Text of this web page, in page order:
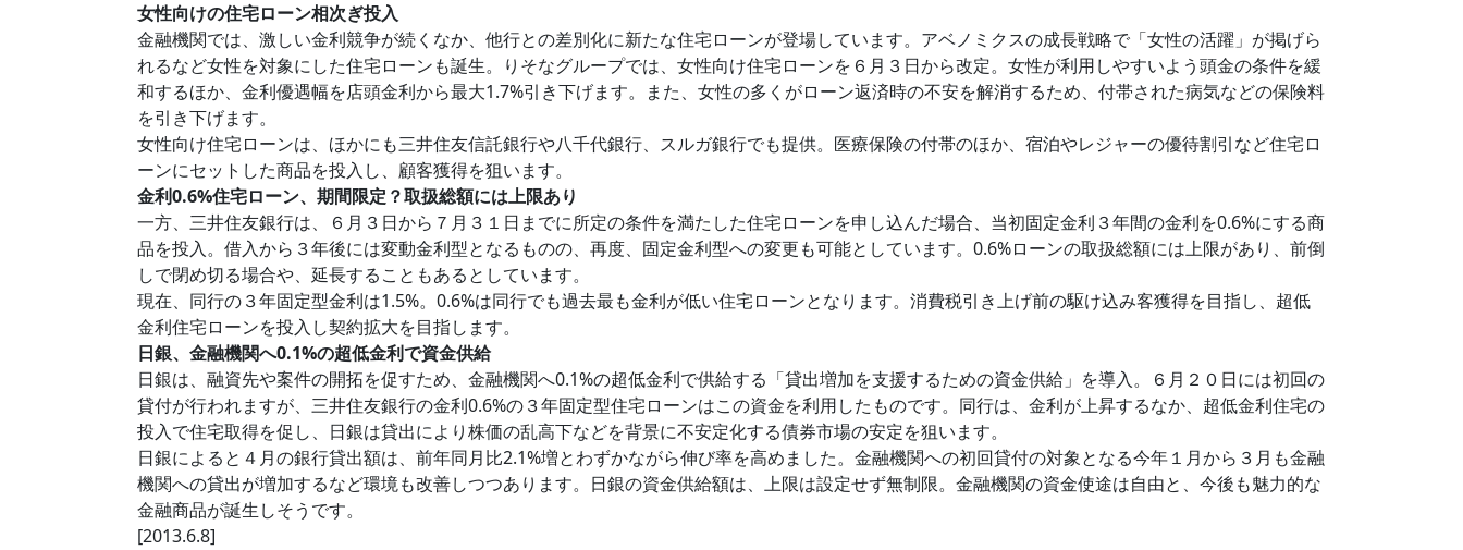
女性向けの住宅ローン相次ぎ投入
金融機関では、激しい金利競争が続くなか、他行との差別化に新たな住宅ローンが登場しています。アベノミクスの成長戦略で「女性の活躍」が掲げら
れるなど女性を対象にした住宅ローンも誕生。りそなグループでは、女性向け住宅ローンを６月３日から改定。女性が利用しやすいよう頭金の条件を緩
和するほか、金利優遇幅を店頭金利から最大1.7%引き下げます。また、女性の多くがローン返済時の不安を解消するため、付帯された病気などの保険料
を引き下げます。
女性向け住宅ローンは、ほかにも三井住友信託銀行や八千代銀行、スルガ銀行でも提供。医療保険の付帯のほか、宿泊やレジャーの優待割引など住宅ロ
ーンにセットした商品を投入し、顧客獲得を狙います。
金利0.6%住宅ローン、期間限定？取扱総額には上限あり
一方、三井住友銀行は、６月３日から７月３１日までに所定の条件を満たした住宅ローンを申し込んだ場合、当初固定金利３年間の金利を0.6%にする商
品を投入。借入から３年後には変動金利型となるものの、再度、固定金利型への変更も可能としています。0.6%ローンの取扱総額には上限があり、前倒
しで閉め切る場合や、延長することもあるとしています。
現在、同行の３年固定型金利は1.5%。0.6%は同行でも過去最も金利が低い住宅ローンとなります。消費税引き上げ前の駆け込み客獲得を目指し、超低
金利住宅ローンを投入し契約拡大を目指します。
日銀、金融機関へ0.1%の超低金利で資金供給
日銀は、融資先や案件の開拓を促すため、金融機関へ0.1%の超低金利で供給する「貸出増加を支援するための資金供給」を導入。６月２０日には初回の
貸付が行われますが、三井住友銀行の金利0.6%の３年固定型住宅ローンはこの資金を利用したものです。同行は、金利が上昇するなか、超低金利住宅の
投入で住宅取得を促し、日銀は貸出により株価の乱高下などを背景に不安定化する債券市場の安定を狙います。
日銀によると４月の銀行貸出額は、前年同月比2.1%増とわずかながら伸び率を高めました。金融機関への初回貸付の対象となる今年１月から３月も金融
機関への貸出が増加するなど環境も改善しつつあります。日銀の資金供給額は、上限は設定せず無制限。金融機関の資金使途は自由と、今後も魅力的な
金融商品が誕生しそうです。
[2013.6.8]